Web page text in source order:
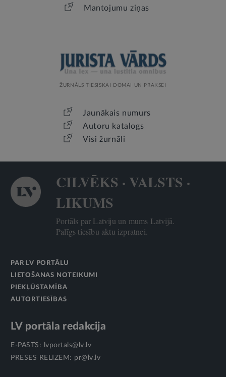
Mantojumu ziņas
ŽURNĀLS TIESISKAI DOMAI UN PRAKSEI
Jaunākais numurs
Autoru katalogs
Visi žurnāli
CILVĒKS · VALSTS ·
LIKUMS
Portāls par Latviju un mums Latvijā.
Palīgs tiesību aktu izpratnei.
PAR LV PORTĀLU
LIETOŠANAS NOTEIKUMI
PIEKĻŪSTAMĪBA
AUTORTIESĪBAS
LV portāla redakcija
E-PASTS:
lvportals@lv.lv
PRESES RELĪZĒM: pr@lv.lv